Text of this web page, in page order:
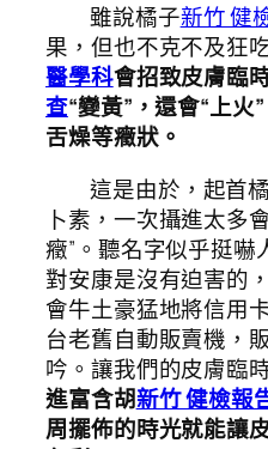
雖說橘子新竹 健
果，但也不克不及狂
醫學科會招致皮膚臨
查“變黃”，還會“上
舌燥等癥狀。
這是由於，起首
卜素，一次攝進太多
癥”。聽名字似乎挺嚇
對安康是沒有迫害的，
會牛土豪猛地將信用
台老舊自動販賣機，
吟。讓我們的皮膚臨
進富含胡新竹 健檢報
周擺佈的時光就能讓